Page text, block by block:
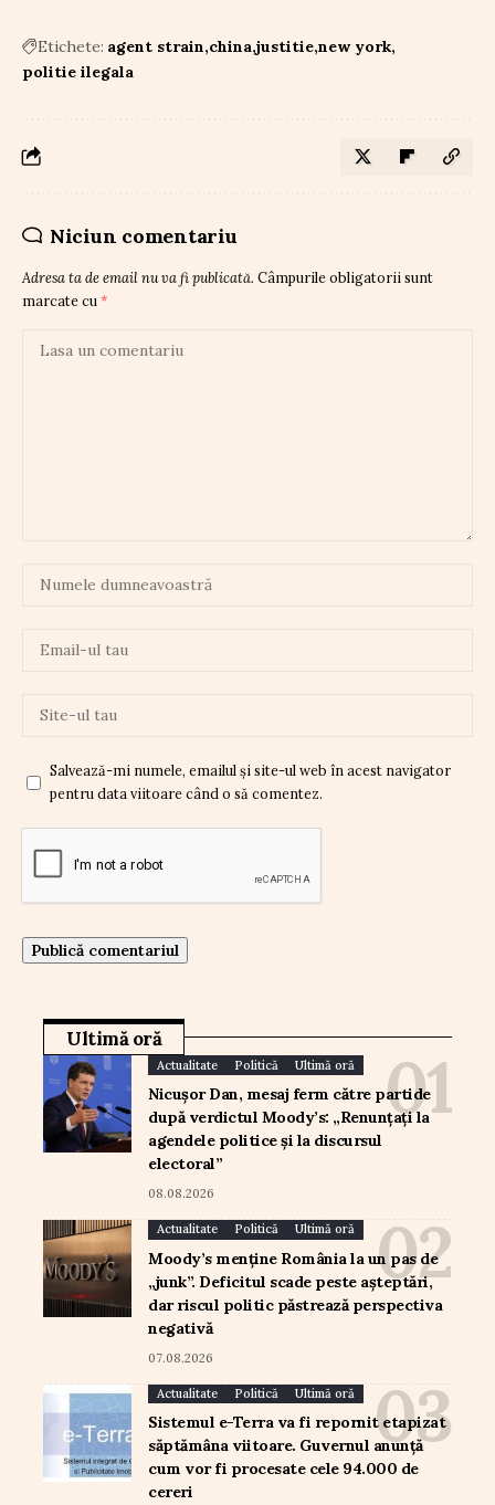
Etichete: agent strain china justitie new york
politie ilegala
Niciun comentariu
Adresa ta de email nu va fi publicată. Câmpurile obligatorii sunt
marcate cu*
Salvează-mi numele, emailul și site-ul web în acest navigator
pentru data viitoare când o să comentez.
Ultimă oră
Actualitate Politică Ultimă oră
Nicușor Dan, mesaj ferm către partide
după verdictul Moody’s: „Renunțați la
agendele politice și la discursul
electoral”
08.08.2026
Actualitate Politică Ultimă oră
Moody’s menține România la un pas de
„junk”. Deficitul scade peste așteptări,
dar riscul politic păstrează perspectiva
negativă
07.08.2026
Actualitate Politică Ultimă oră
Sistemul e-Terra va fi repornit etapizat
săptămâna viitoare. Guvernul anunță
cum vor fi procesate cele 94.000 de
cereri